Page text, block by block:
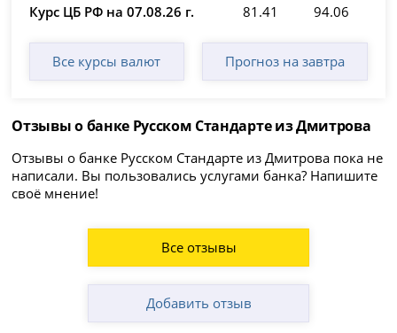
Курс ЦБ РФ на 07.08.26 г.
81.41 94.06
Все курсы валют Прогноз на завтра
Отзывы о банке Русском Стандарте из Дмитрова
Отзывы о банке Русском Стандарте из Дмитрова пока не
написали. Вы пользовались услугами банка? Напишите
своё мнение!
Все отзывы
Добавить отзыв